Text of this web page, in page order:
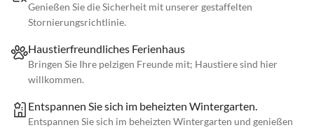
Genießen Sie die Sicherheit mit unserer gestaffelten
Stornierungsrichtlinie.
Haustierfreundliches Ferienhaus
Bringen Sie Ihre pelzigen Freunde mit; Haustiere sind hier
willkommen.
Entspannen Sie sich im beheizten Wintergarten.
Entspannen Sie sich im beheizten Wintergarten und genießen